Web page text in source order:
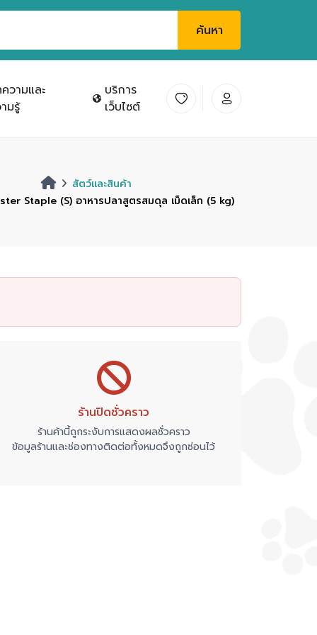
ค้นหา
วามและ
มรู้
บริการ
เว็บไซต์
สัตว์และสินค้า
Staple (S) อาหารปลาสูตรสมดุล เม็ดเล็ก (5 kg)
ร้านปิดชั่วคราว
ร้านค้านี้ถูกระงับการแสดงผลชั่วคราว
ข้อมูลร้านและช่องทางติดต่อทั้งหมดจึงถูกซ่อนไว้